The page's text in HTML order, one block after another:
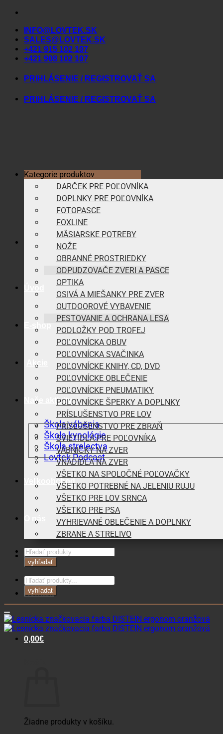
Skip
contentINFO@LOVTEK.SK
SALES@LOVTEK.SK
+421 915 102 107
+421 908 102 107
PRIHLÁSENIE / REGISTROVAŤ SA
PRIHLÁSENIE / REGISTROVAŤ SA
E-shop
Akcie
Naše aktivity
Škola vábenia
Škola kynológie
Škola strelectva
Lovtek Podcast
Veľkoobchod
O nás
Blog
Kontakt
0,00€
Žiadne produkty v košíku.
Kategorie produktov
DARČEK PRE POĽOVNÍKA
DOPLNKY PRE POĽOVNÍKA
FOTOPASCE
FOXLINE
MÄSIARSKE POTREBY
NOŽE
OBRANNÉ PROSTRIEDKY
ODPUDZOVAČE ZVERI A PASCE
OPTIKA
OSIVÁ A MIEŠANKY PRE ZVER
OUTDOOROVÉ VYBAVENIE
PESTOVANIE A OCHRANA LESA
PODLOŽKY POD TROFEJ
POĽOVNÍCKA OBUV
POĽOVNÍCKA SVAČINKA
POĽOVNÍCKE KNIHY, CD, DVD
POĽOVNÍCKE OBLEČENIE
POĽOVNÍCKE PNEUMATIKY
POĽOVNÍCKE ŠPERKY A DOPLNKY
PRÍSLUŠENSTVO PRE LOV
PRÍSLUŠENSTVO PRE ZBRAŇ
SVIETIDLÁ PRE POĽOVNÍKA
VÁBNIČKY NA ZVER
VNADIDLÁ NA ZVER
VŠETKO NA SPOLOČNÉ POĽOVAČKY
VŠETKO POTREBNÉ NA JELENIU RUJU
VŠETKO PRE LOV SRNCA
VŠETKO PRE PSA
VYHRIEVANÉ OBLEČENIE A DOPLNKY
ZBRANE A STRELIVO
Products
search
vyhľadať
Products
search
vyhľadať